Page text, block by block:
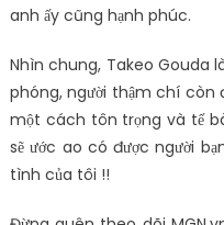
anh ấy cũng hạnh phúc.
Nhìn chung, Takeo Gouda
phóng, người thậm chí còn
một cách tôn trọng và tế
sẽ ước ao có được người
tình của tôi !!